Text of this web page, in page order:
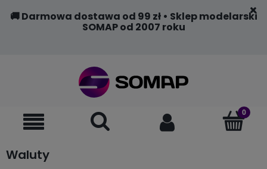
🚚 Darmowa dostawa od 99 zł • Sklep modelarski
SOMAP od 2007 roku
Waluty